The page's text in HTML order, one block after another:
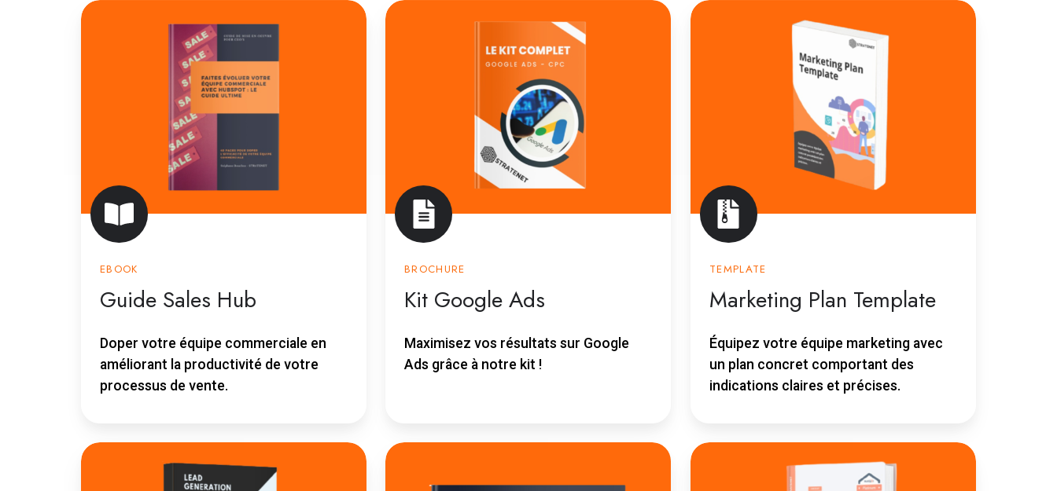
Guide
EBOOK
Guide Sales Hub
Doper votre équipe commerciale en
améliorant la productivité de votre
processus de vente.
Kit
BROCHURE
Kit Google Ads
Maximisez vos résultats sur Google
Ads grâce à notre kit !
Marketing
TEMPLATE
Marketing Plan Template
Équipez votre équipe marketing avec
un plan concret comportant des
indications claires et précises.
Guide
HubSpot
HubSpot